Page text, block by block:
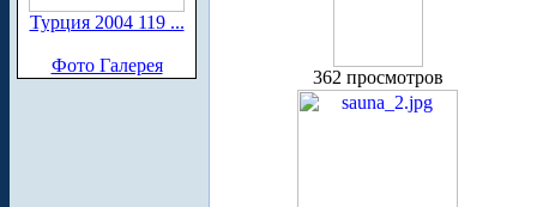
Турция 2004 119 ...
Фото Галерея
362 просмотров